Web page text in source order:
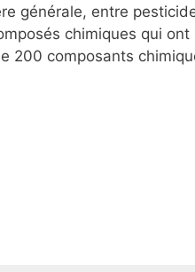
générale, entre
chimiques qui
200 composants